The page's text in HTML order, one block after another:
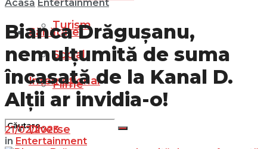
Turism
Social
Filme
Sănătate
Internațional
Diverse
Acasă Entertainment
Bianca Drăgușanu,
nemulțumită de suma
încasată de la Kanal D.
Alții ar invidia-o!
21/02/2023
in Entertainment